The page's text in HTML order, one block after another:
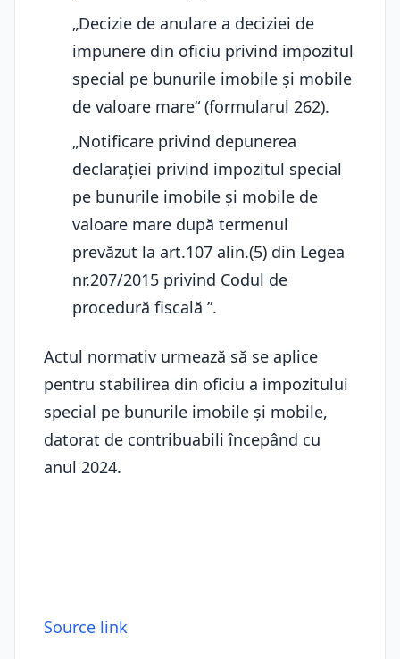
„Decizie de anulare a deciziei de
impunere din oficiu privind impozitul
special pe bunurile imobile și mobile
de valoare mare“ (formularul 262).
„Notificare privind depunerea
declarației privind impozitul special
pe bunurile imobile și mobile de
valoare mare după termenul
prevăzut la art.107 alin.(5) din Legea
nr.207/2015 privind Codul de
procedură fiscală ”.
Actul normativ urmează să se aplice
pentru stabilirea din oficiu a impozitului
special pe bunurile imobile și mobile,
datorat de contribuabili începând cu
anul 2024.
Source link